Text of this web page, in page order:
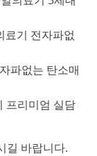
료기 전자파없
파없는 탄소매
프리미엄 실담
길 바랍니다.